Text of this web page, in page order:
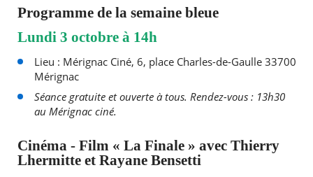
Programme de la semaine bleue
Lundi 3 octobre à 14h
Lieu : Mérignac Ciné, 6, place Charles-de-Gaulle 33700
Mérignac
Séance gratuite et ouverte à tous. Rendez-vous : 13h30
au Mérignac ciné.
Cinéma - Film « La Finale » avec Thierry
Lhermitte et Rayane Bensetti